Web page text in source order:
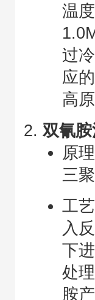
温
过
应
高
双氰
原
三
工
入
下
处
胺